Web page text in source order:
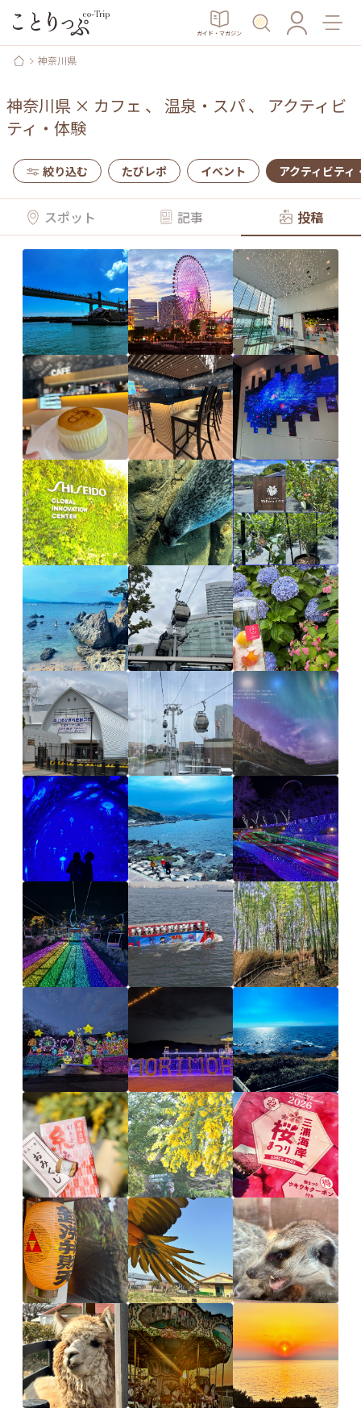
ガイド・マガジン
神奈川県
神奈川県 × カフェ 、 温泉・スパ、 アクティビ
ティ・体験
絞り込む たびレポ イベント アクティビティ
スポット 記事 投稿